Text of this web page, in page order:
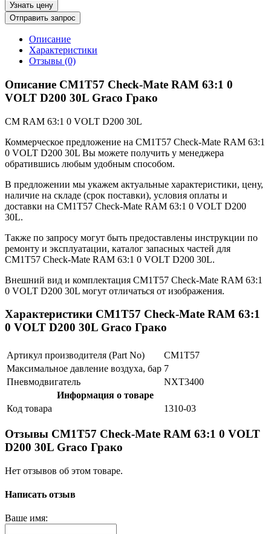
Узнать цену
Отправить запрос
Описание
Характеристики
Отзывы (0)
Описание CM1T57 Check-Mate RAM 63:1 0
VOLT D200 30L Graco Грако
CM RAM 63:1 0 VOLT D200 30L
Коммерческое предложение на CM1T57 Check-Mate RAM 63:1
0 VOLT D200 30L Вы можете получить у менеджера
обратившись любым удобным способом.
В предложении мы укажем актуальные характеристики, цену,
наличие на складе (срок поставки), условия оплаты и
доставки на CM1T57 Check-Mate RAM 63:1 0 VOLT D200
30L.
Также по запросу могут быть предоставлены инструкции по
ремонту и эксплуатации, каталог запасных частей для
CM1T57 Check-Mate RAM 63:1 0 VOLT D200 30L.
Внешний вид и комплектация CM1T57 Check-Mate RAM 63:1
0 VOLT D200 30L могут отличаться от изображения.
Характеристики CM1T57 Check-Mate RAM 63:1
0 VOLT D200 30L Graco Грако
Артикул производителя (Part No)
CM1T57
Максимальное давление воздуха, бар 7
Пневмодвигатель
NXT3400
Информация о товаре
Код товара
1310-03
Отзывы CM1T57 Check-Mate RAM 63:1 0 VOLT
D200 30L Graco Грако
Нет отзывов об этом товаре.
Написать отзыв
Ваше имя: